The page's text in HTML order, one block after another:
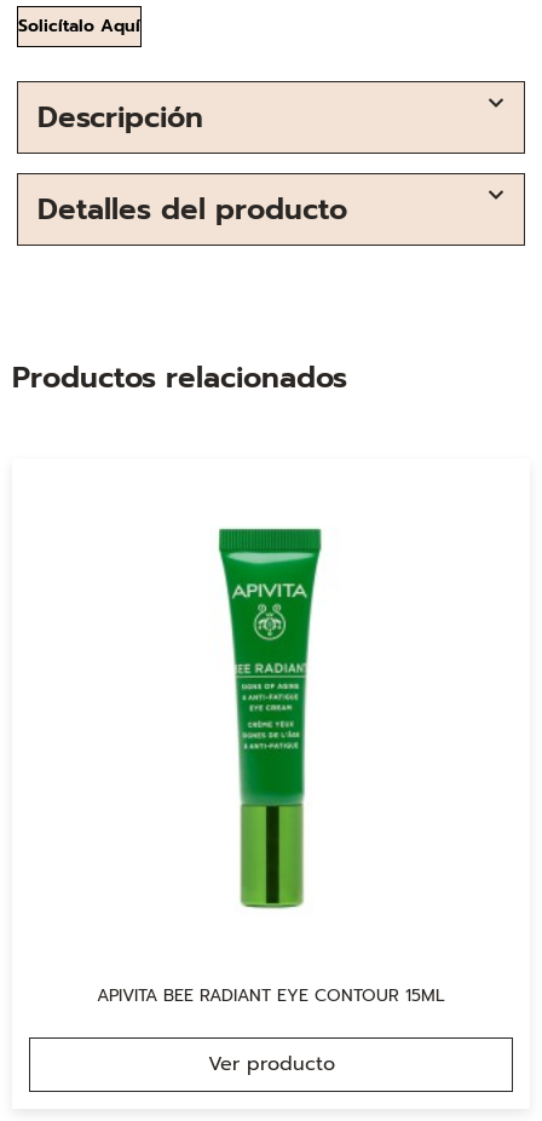
Solicítalo Aquí
Descripción
Detalles del producto
Productos relacionados
APIVITA BEE RADIANT EYE CONTOUR 15ML
Ver producto